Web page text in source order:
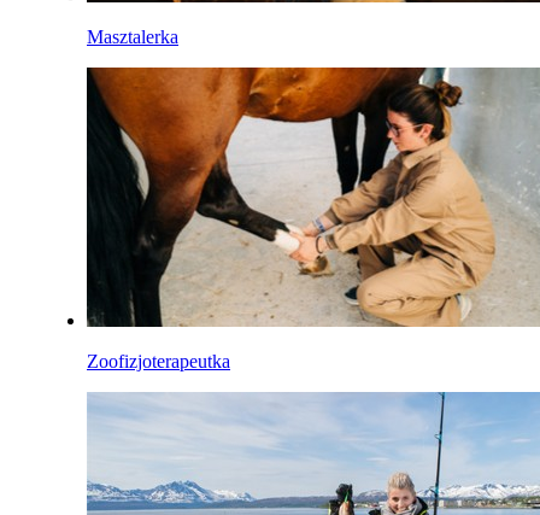
Masztalerka
Zoofizjoterapeutka